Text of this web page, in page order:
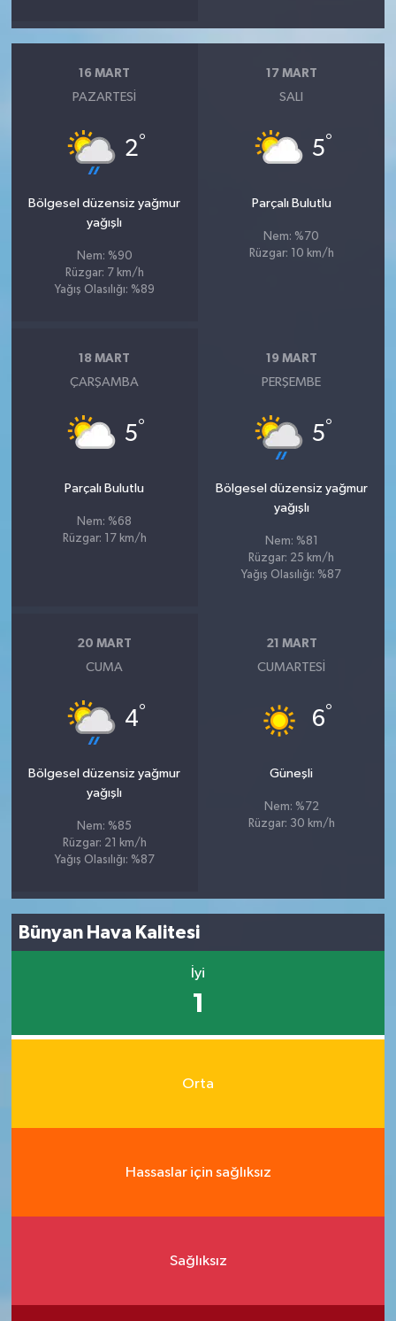
16 MART
PAZARTESI
2°
Bölgesel düzensiz yağmur
yağışlı
Nem: %90
Rüzgar: 7 km/h
Yağış Olasılığı: %89
17 MART
SALI
5°
Parçalı Bulutlu
Nem: %70
Rüzgar: 10 km/h
18 MART
ÇARŞAMBA
5°
Parçalı Bulutlu
Nem: %68
Rüzgar: 17 km/h
19 MART
PERŞEMBE
5°
Bölgesel düzensiz yağmur
yağışlı
Nem: %81
Rüzgar: 25 km/h
Yağış Olasılığı: %87
20 MART
CUMA
4°
Bölgesel düzensiz yağmur
yağışlı
Nem: %85
Rüzgar: 21 km/h
Yağış Olasılığı: %87
21 MART
CUMARTESI
6°
Güneşli
Nem: %72
Rüzgar: 30 km/h
Bünyan Hava Kalitesi
İyi
1
Orta
Hassaslar için sağlıksız
Sağlıksız